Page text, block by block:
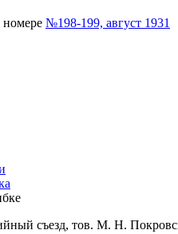
номере №198-199, август 1931
съезд, тов. М. Н.